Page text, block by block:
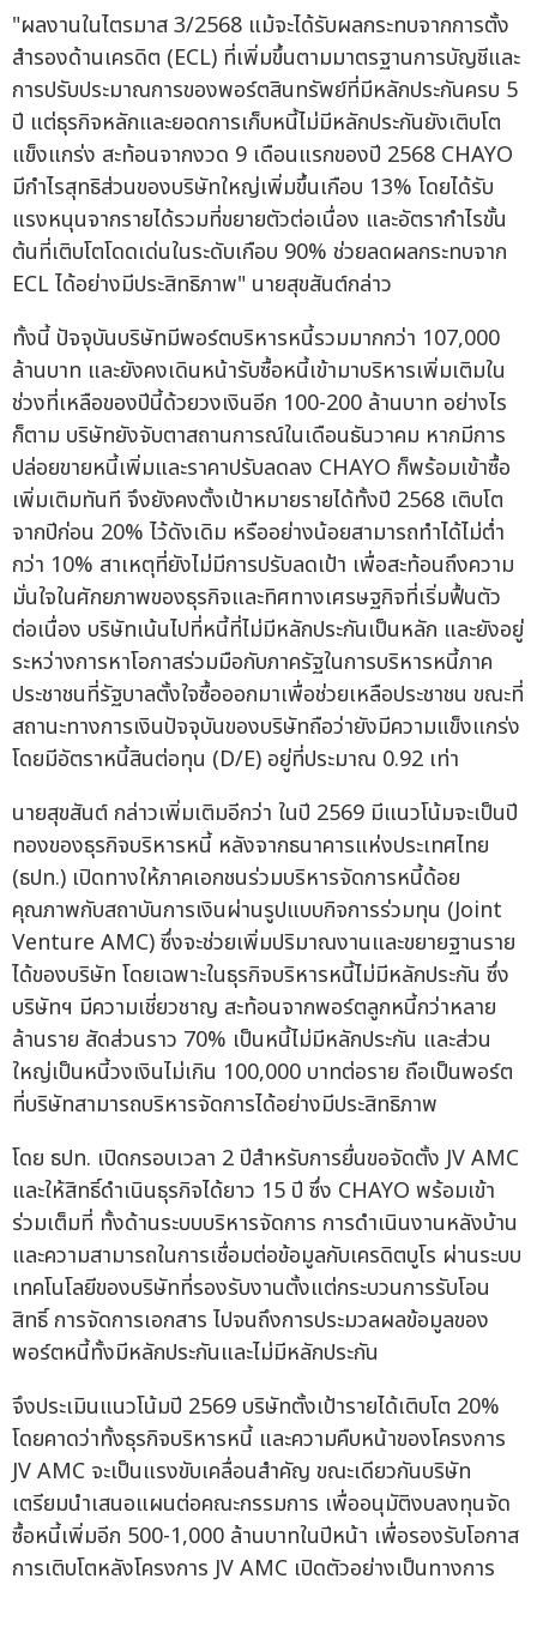
"ผลงานในไตรมาส 3/2568 แม้จะได้รับผลกระทบจากการตั้ง
สำรองด้านเครดิต (ECL) ที่เพิ่มขึ้นตามมาตรฐานการบัญชีและ
การปรับประมาณการของพอร์ตสินทรัพย์ที่มีหลักประกันครบ 5
ปี แต่ธุรกิจหลักและยอดการเก็บหนี้ไม่มีหลักประกันยังเติบโต
แข็งแกร่ง สะท้อนจากงวด 9 เดือนแรกของปี 2568 CHAYO
มีกำไรสุทธิส่วนของบริษัทใหญ่เพิ่มขึ้นเกือบ 13% โดยได้รับ
แรงหนุนจากรายได้รวมที่ขยายตัวต่อเนื่อง และอัตรากำไรขั้น
ต้นที่เติบโตโดดเด่นในระดับเกือบ 90% ช่วยลดผลกระทบจาก
ECL ได้อย่างมีประสิทธิภาพ" นายสุขสันต์กล่าว
ทั้งนี้ ปัจจุบันบริษัทมีพอร์ตบริหารหนี้รวมมากกว่า 107,000
ล้านบาท และยังคงเดินหน้ารับซื้อหนี้เข้ามาบริหารเพิ่มเติมใน
ช่วงที่เหลือของปีนี้ด้วยวงเงินอีก 100-200 ล้านบาท อย่างไร
ก็ตาม บริษัทยังจับตาสถานการณ์ในเดือนธันวาคม หากมีการ
ปล่อยขายหนี้เพิ่มและราคาปรับลดลง CHAYO ก็พร้อมเข้าซื้อ
เพิ่มเติมทันที จึงยังคงตั้งเป้าหมายรายได้ทั้งปี 2568 เติบโต
จากปีก่อน 20% ไว้ดังเดิม หรืออย่างน้อยสามารถทำได้ไม่ต่ำ
กว่า 10% สาเหตุที่ยังไม่มีการปรับลดเป้า เพื่อสะท้อนถึงความ
มั่นใจในศักยภาพของธุรกิจและทิศทางเศรษฐกิจที่เริ่มฟื้นตัว
ต่อเนื่อง บริษัทเน้นไปที่หนี้ที่ไม่มีหลักประกันเป็นหลัก และยังอยู่
ระหว่างการหาโอกาสร่วมมือกับภาครัฐในการบริหารหนี้ภาค
ประชาชนที่รัฐบาลตั้งใจซื้อออกมาเพื่อช่วยเหลือประชาชน ขณะที่
สถานะทางการเงินปัจจุบันของบริษัทถือว่ายังมีความแข็งแกร่ง
โดยมีอัตราหนี้สินต่อทุน (D/E) อยู่ที่ประมาณ 0.92 เท่า
นายสุขสันต์ กล่าวเพิ่มเติมอีกว่า ในปี 2569 มีแนวโน้มจะเป็นปี
ทองของธุรกิจบริหารหนี้ หลังจากธนาคารแห่งประเทศไทย
(ธปท.) เปิดทางให้ภาคเอกชนร่วมบริหารจัดการหนี้ด้อย
คุณภาพกับสถาบันการเงินผ่านรูปแบบกิจการร่วมทุน (Joint
Venture AMC) ซึ่งจะช่วยเพิ่มปริมาณงานและขยายฐานราย
ได้ของบริษัท โดยเฉพาะในธุรกิจบริหารหนี้ไม่มีหลักประกัน ซึ่ง
บริษัทฯ มีความเชี่ยวชาญ สะท้อนจากพอร์ตลูกหนี้กว่าหลาย
ล้านราย สัดส่วนราว 70% เป็นหนี้ไม่มีหลักประกัน และส่วน
ใหญ่เป็นหนี้วงเงินไม่เกิน 100,000 บาทต่อราย ถือเป็นพอร์ต
ที่บริษัทสามารถบริหารจัดการได้อย่างมีประสิทธิภาพ
โดย ธปท. เปิดกรอบเวลา 2 ปีสำหรับการยื่นขอจัดตั้ง JV AMC
และให้สิทธิ์ดำเนินธุรกิจได้ยาว 15 ปี ซึ่ง CHAYO พร้อมเข้า
ร่วมเต็มที่ ทั้งด้านระบบบริหารจัดการ การดำเนินงานหลังบ้าน
และความสามารถในการเชื่อมต่อข้อมูลกับเครดิตบูโร ผ่านระบบ
เทคโนโลยีของบริษัทที่รองรับงานตั้งแต่กระบวนการรับโอน
สิทธิ์ การจัดการเอกสาร ไปจนถึงการประมวลผลข้อมูลของ
พอร์ตหนี้ทั้งมีหลักประกันและไม่มีหลักประกัน
จึงประเมินแนวโน้มปี 2569 บริษัทตั้งเป้ารายได้เติบโต 20%
โดยคาดว่าทั้งธุรกิจบริหารหนี้ และความคืบหน้าของโครงการ
JV AMC จะเป็นแรงขับเคลื่อนสำคัญ ขณะเดียวกันบริษัท
เตรียมนำเสนอแผนต่อคณะกรรมการ เพื่ออนุมัติงบลงทุนจัด
ซื้อหนี้เพิ่มอีก 500-1,000 ล้านบาทในปีหน้า เพื่อรองรับโอกาส
การเติบโตหลังโครงการ JV AMC เปิดตัวอย่างเป็นทางการ